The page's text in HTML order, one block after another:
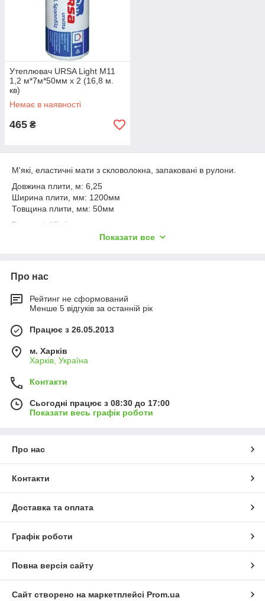
Утеплювач URSA Light М11
1,2 м*7м*50мм х 2 (16,8 м.
кв)
Немає в наявності
465 ₴
М'які, еластичні мати з скловолокна, запаковані в рулони.
Довжина плити, м: 6,25
Ширина плити, мм: 1200мм
Товщина плити, мм: 50мм
В рулоні: 15м²;
Показати все
Про нас
Рейтинг не сформований
Менше 5 відгуків за останній рік
Працює з 26.05.2013
м. Харків
Харків, Україна
Контакти
Сьогодні працює з 08:30 до 17:00
Показати весь графік роботи
Про нас
Контакти
Доставка та оплата
Графік роботи
Повна версія сайту
Сайт створено на маркетплейсі Prom.ua